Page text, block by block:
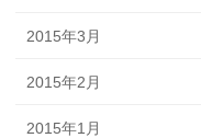
2015年3月
2015年2月
2015年1月